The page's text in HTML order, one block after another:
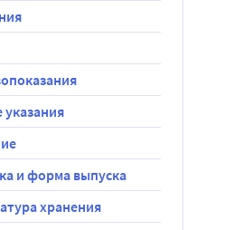
и форма выпуска
хранения